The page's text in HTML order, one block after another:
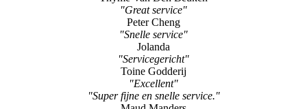
"Great service"
Peter Cheng
"Snelle service"
Jolanda
"Servicegericht"
Toine Godderij
"Excellent"
"Super fijne en snelle service."